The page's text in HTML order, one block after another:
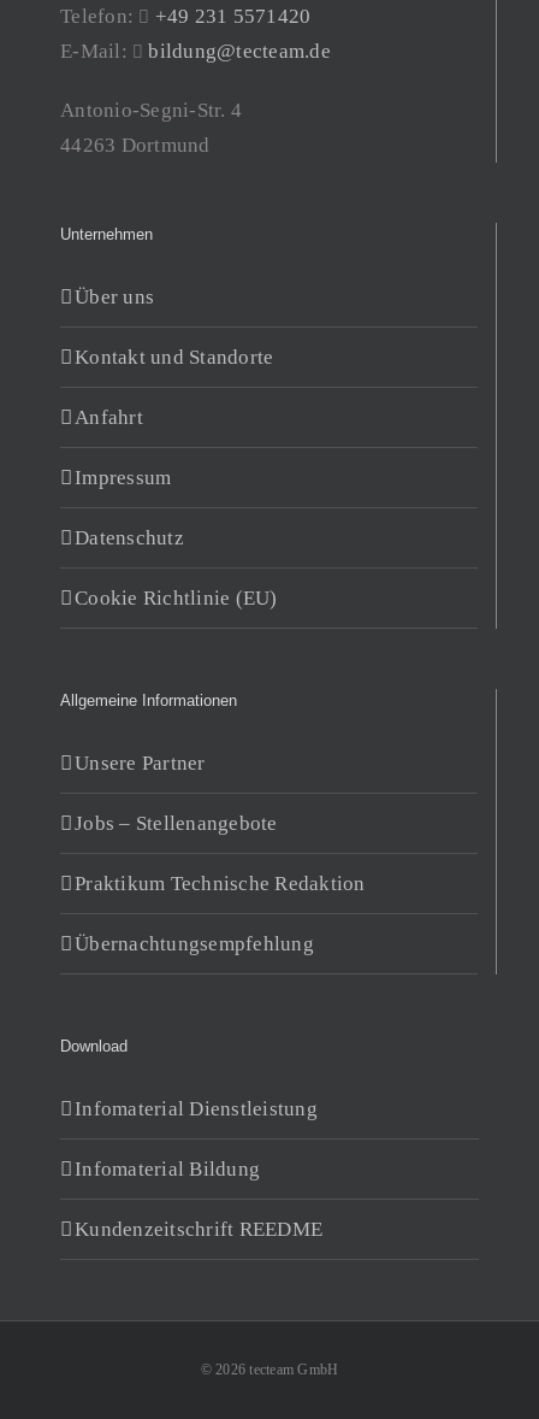
Telefon:
+49 231 5571420
E-Mail:
bildung@tecteam.de
Antonio-Segni-Str. 4
44263 Dortmund
Unternehmen
Über uns
Kontakt und Standorte
Anfahrt
Impressum
Datenschutz
Cookie Richtlinie (EU)
Allgemeine Informationen
Unsere Partner
Jobs – Stellenangebote
Praktikum Technische Redaktion
Übernachtungsempfehlung
Download
Infomaterial Dienstleistung
Infomaterial Bildung
Kundenzeitschrift REEDME
© 2026 tecteam GmbH